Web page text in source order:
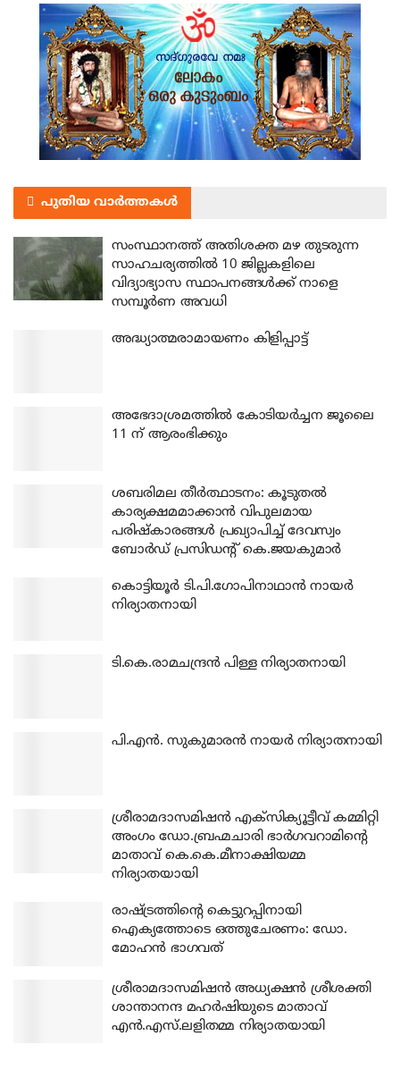
പുതിയ വാർത്തകൾ
സംസ്ഥാനത്ത് അതിശക്ത മഴ തുടരുന്ന
സാഹചര്യത്തിൽ 10 ജില്ലകളിലെ
വിദ്യാഭ്യാസ സ്ഥാപനങ്ങൾക്ക് നാളെ
സമ്പൂർണ അവധി
അദ്ധ്യാത്മരാമായണം കിളിപ്പാട്ട്
അഭേദാശ്രമത്തില്‍ കോടിയര്‍ച്ചന ജൂലൈ
11 ന് ആരംഭിക്കും
ശബരിമല തീര്‍ത്ഥാടനം: കൂടുതല്‍
കാര്യക്ഷമമാക്കാന്‍ വിപുലമായ
പരിഷ്‌കാരങ്ങള്‍ പ്രഖ്യാപിച്ച് ദേവസ്വം
ബോര്‍ഡ് പ്രസിഡന്റ് കെ.ജയകുമാര്‍
കൊട്ടിയൂര്‍ ടി.പി.ഗോപിനാഥാന്‍ നായര്‍
നിര്യാതനായി
ടി.കെ.രാമചന്ദ്രന്‍ പിള്ള നിര്യാതനായി
പി.എന്‍. സുകുമാരന്‍ നായര്‍ നിര്യാതനായി
ശ്രീരാമദാസമിഷന്‍ എക്‌സിക്യൂട്ടീവ് കമ്മിറ്റി
അംഗം ഡോ.ബ്രഹ്മചാരി ഭാര്‍ഗവറാമിന്റെ
മാതാവ് കെ.കെ.മീനാക്ഷിയമ്മ
നിര്യാതയായി
രാഷ്ട്രത്തിന്റെ കെട്ടുറപ്പിനായി
ഐക്യത്തോടെ ഒത്തുചേരണം: ഡോ.
മോഹന്‍ ഭാഗവത്
ശ്രീരാമദാസമിഷന്‍ അധ്യക്ഷന്‍ ശ്രീശക്തി
ശാന്താനന്ദ മഹര്‍ഷിയുടെ മാതാവ്
എന്‍.എസ്.ലളിതമ്മ നിര്യാതയായി